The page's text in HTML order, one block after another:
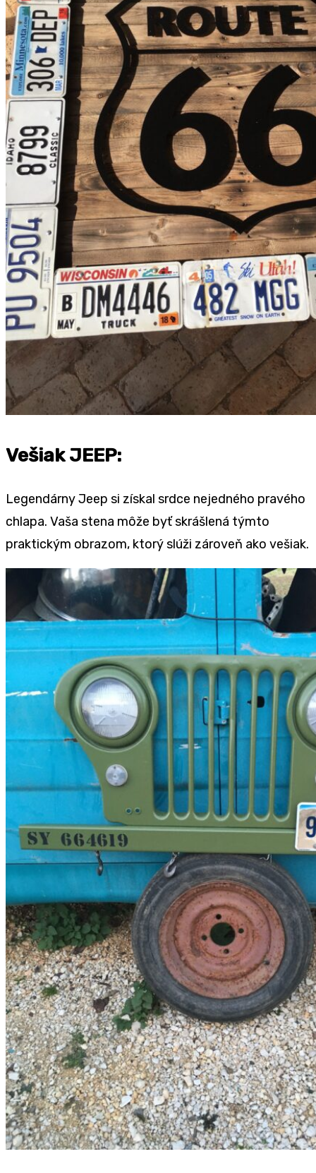
Vešiak JEEP:
Legendárny Jeep si získal srdce nejedného pravého
chlapa. Vaša stena môže byť skrášlená týmto
praktickým obrazom, ktorý slúži zároveň ako vešiak.